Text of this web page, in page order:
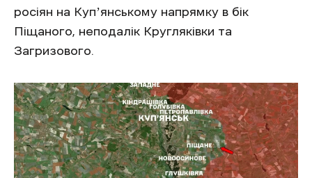
росіян на Купʼянському напрямку в бік
Піщаного, неподалік Кругляківки та
Загризового.